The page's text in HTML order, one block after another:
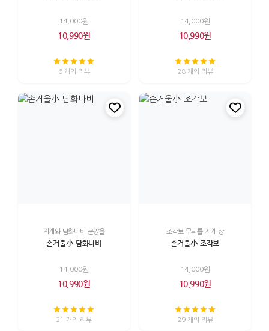
14,000원
10,990원
6 개의 리뷰
14,000원
10,990원
28 개의 리뷰
자개와 담화나비 문양을
손거울小-담화나비
14,000원
10,990원
21 개의 리뷰
조각보 무늬를 자개 상
손거울小-조각보
14,000원
10,990원
29 개의 리뷰